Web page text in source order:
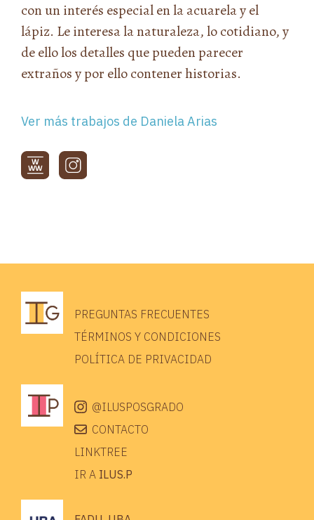
con un interés especial en la acuarela y el
lápiz. Le interesa la naturaleza, lo cotidiano, y
de ello los detalles que pueden parecer
extraños y por ello contener historias.
Ver más trabajos de Daniela Arias
PREGUNTAS FRECUENTES
TÉRMINOS Y CONDICIONES
POLÍTICA DE PRIVACIDAD
@ILUSPOSGRADO
CONTACTO
LINKTREE
IR A ILUS.P